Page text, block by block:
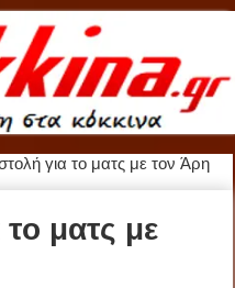
για το ματς με τον Άρη
ματς με